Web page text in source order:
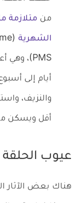
من متلازمة
الشهرية
أيام إلى
والنزيف،
أقل ويسكن
عيوب الحلقة
هناك بعض الآثار